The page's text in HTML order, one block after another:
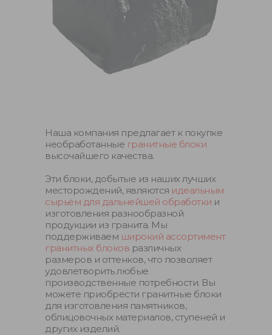
Наша компания предлагает к покупке
необработанные гранитные блоки
высочайшего качества.
Эти блоки, добытые из наших лучших
месторождений, являются идеальным
сырьём для дальнейшей обработки и
изготовления разнообразной
продукции из гранита. Мы
поддерживаем широкий ассортимент
гранитных блоков различных
размеров и оттенков, что позволяет
удовлетворить любые
производственные потребности. Вы
можете приобрести гранитные блоки
для изготовления памятников,
облицовочных материалов, ступеней и
других изделий.